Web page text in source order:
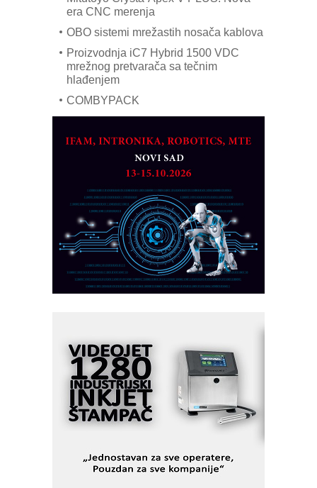
era CNC merenja
OBO sistemi mrežastih nosača kablova
Proizvodnja iC7 Hybrid 1500 VDC
mrežnog pretvarača sa tečnim
hlađenjem
COMBYPACK
ROSA i SCHUNK podižu proizvodnju
Detekcija različitih oblika
MAREX - Lim i mašine za savremena
rešenja
Marcom-plast d.o.o.- vaš pouzdan
partner
CTO - Prilagodite svoju toplinsku
obradu!
dostupan u Srbiji
MOTOMAN – NEXT-Robotika vođena
veštačkom inteligencijom
I.SAFE MOBILE revolucioniše
industrijsku automatizaciju
pionirskimmobile operator PANEL-OM
podešavanje u proizvodnji prototipova